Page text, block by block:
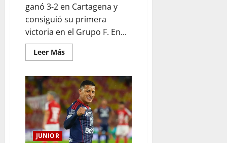
ganó 3-2 en Cartagena y
consiguió su primera
victoria en el Grupo F. En...
Leer Más
JUNIOR